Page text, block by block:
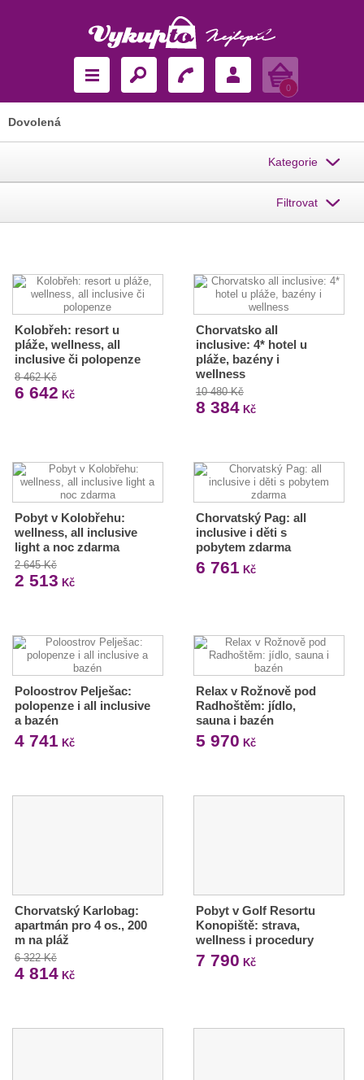
Košík
0
Dovolená
Kategorie
Filtrovat
Kolobřeh: resort u
pláže, wellness, all
inclusive či polopenze
8 462 Kč
6 642 Kč
Chorvatsko all
inclusive: 4* hotel u
pláže, bazény i
wellness
10 480 Kč
8 384Kč
Pobyt v Kolobřehu:
wellness, all inclusive
light a noc zdarma
2 645 Kč
2 513 Kč
Chorvatský Pag: all
inclusive i děti s
pobytem zdarma
6 761 Kč
Poloostrov Pelješac:
polopenze i all inclusive
a bazén
4 741 Kč
Relax v Rožnově pod
Radhoštěm: jídlo,
sauna i bazén
5 970 Kč
Chorvatský Karlobag:
apartmán pro 4 os., 200
m na pláž
6 322 Kč
4 814 Kč
Pobyt v Golf Resortu
Konopiště: strava,
wellness i procedury
7 790 Kč